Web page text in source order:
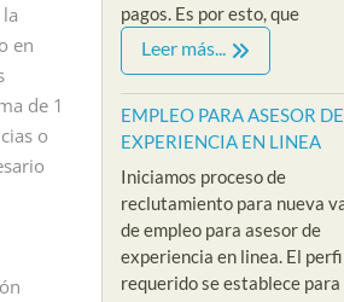
en
de 1
o
pagos. Es por esto, que
Leer más...
EMPLEO PARA ASESOR DE
EXPERIENCIA EN LINEA
Iniciamos proceso de
reclutamiento para nueva
de empleo para asesor de
experiencia en linea. El
requerido se establece para
ADMINISTRATIVO
PARA
recepcionista
cadena hotelera
EMPLEOS SIN
VACANTES NIVEL
EMPLEO
PSICOLOGA
MODO
By Riklarma/
empleo para